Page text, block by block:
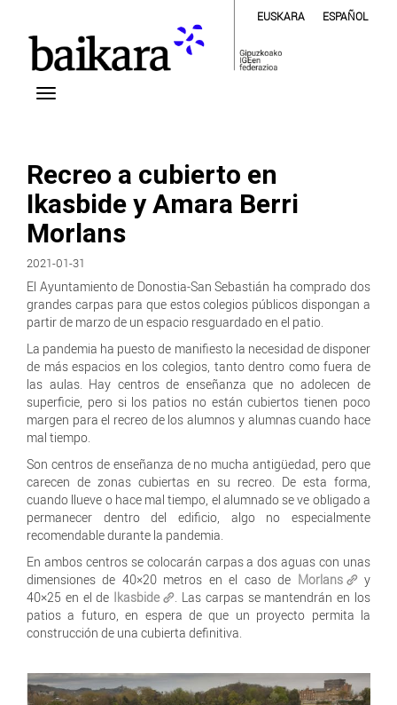
EUSKARA ESPAÑOL
Recreo a cubierto en
Ikasbide y Amara Berri
Morlans
2021-01-31
El Ayuntamiento de Donostia-San Sebastián ha comprado dos
grandes carpas para que estos colegios públicos dispongan a
partir de marzo de un espacio resguardado en el patio.
La pandemia ha puesto de manifiesto la necesidad de disponer
de más espacios en los colegios, tanto dentro como fuera de
las aulas. Hay centros de enseñanza que no adolecen de
superficie, pero si los patios no están cubiertos tienen poco
margen para el recreo de los alumnos y alumnas cuando hace
mal tiempo.
Son centros de enseñanza de no mucha antigüedad, pero que
carecen de zonas cubiertas en su recreo. De esta forma,
cuando llueve o hace mal tiempo, el alumnado se ve obligado a
permanecer dentro del edificio, algo no especialmente
recomendable durante la pandemia.
En ambos centros se colocarán carpas a dos aguas con unas
dimensiones de 40×20 metros en el caso de Morlans
y
40×25 en el de Ikasbide
. Las carpas se mantendrán en los
patios a futuro, en espera de que un proyecto permita la
construcción de una cubierta definitiva.